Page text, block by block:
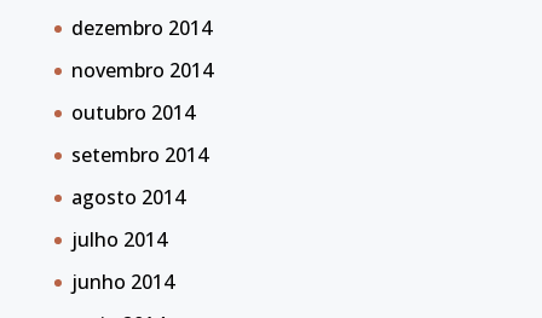
dezembro 2014
novembro 2014
outubro 2014
setembro 2014
agosto 2014
julho 2014
junho 2014